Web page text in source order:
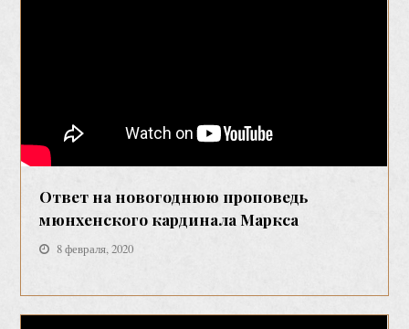
Ответ на новогоднюю проповедь
мюнхенского кардинала Маркса
8 февраля, 2020